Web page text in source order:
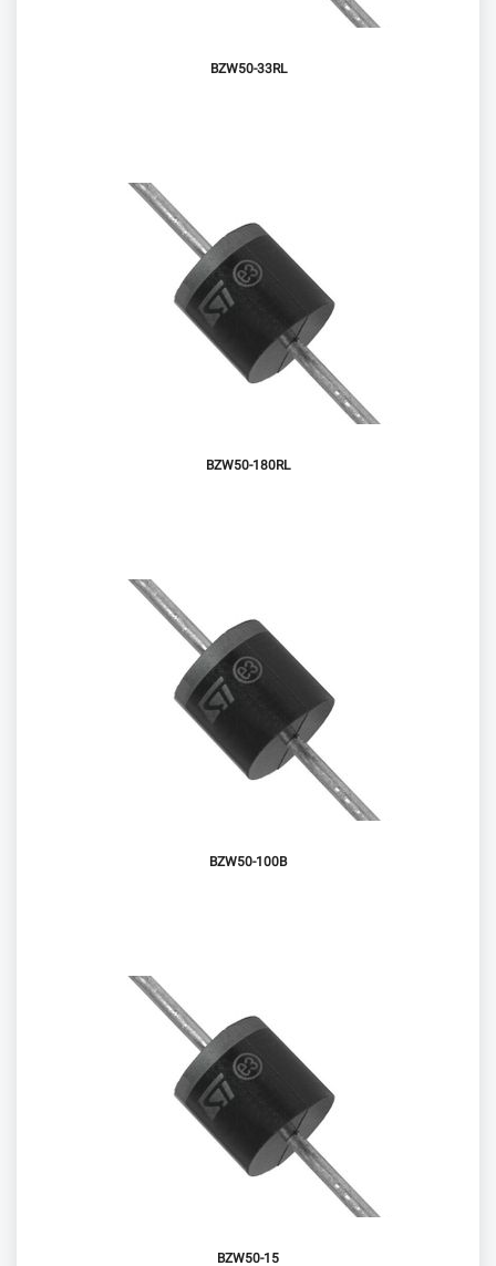
BZW50-33RL
BZW50-180RL
BZW50-100B
BZW50-15